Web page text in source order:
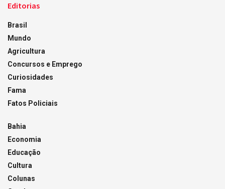
Editorias
Brasil
Mundo
Agricultura
Concursos e Emprego
Curiosidades
Fama
Fatos Policiais
Bahia
Economia
Educação
Cultura
Colunas